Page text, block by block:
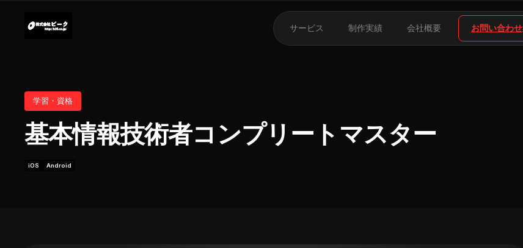
サービス 制作実績 会社概要 お問い合わせ
学習・資格
基本情報技術者コンプリートマスター
iOS Android